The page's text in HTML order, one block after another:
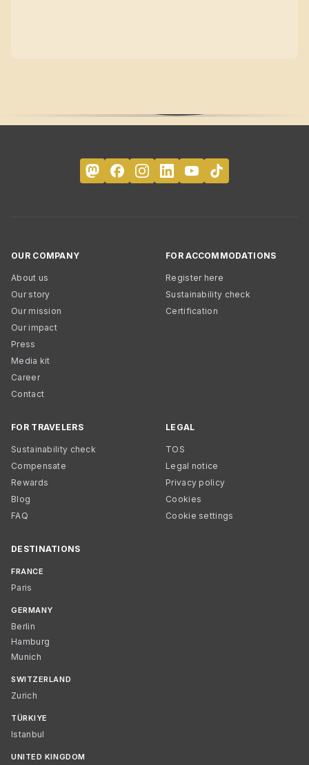
OUR COMPANY
About us
Our story
Our mission
Our impact
Press
Media kit
Career
Contact
FOR ACCOMMODATIONS
Register here
Sustainability check
Certification
FOR TRAVELERS
Sustainability check
Compensate
Rewards
Blog
FAQ
LEGAL
TOS
Legal notice
Privacy policy
Cookies
Cookie settings
DESTINATIONS
FRANCE
Paris
GERMANY
Berlin
Hamburg
Munich
SWITZERLAND
Zurich
TÜRKIYE
Istanbul
UNITED KINGDOM